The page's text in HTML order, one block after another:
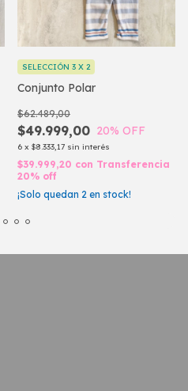
Conjunto Polar
$49.999,00
$62.489,00
20% OFF
6 x $8.333,17 sin interés
SELECCIÓN 3 X 2
$39.999,20 con Transferencia
20% off
¡Solo quedan 2 en stock!